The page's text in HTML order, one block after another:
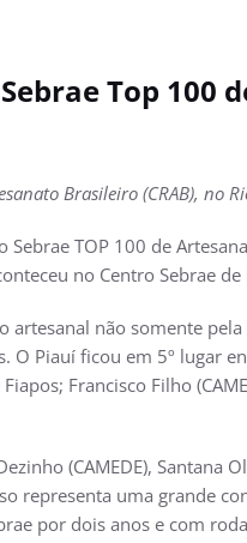
Top 100
Brasileiro (CRAB), no
Sebrae TOP 100 de
no Centro Sebrae de
artesanal não somente
Piauí ficou em 5º lugar
Francisco Filho
(CAMEDE),
representa uma grande
por dois anos e com